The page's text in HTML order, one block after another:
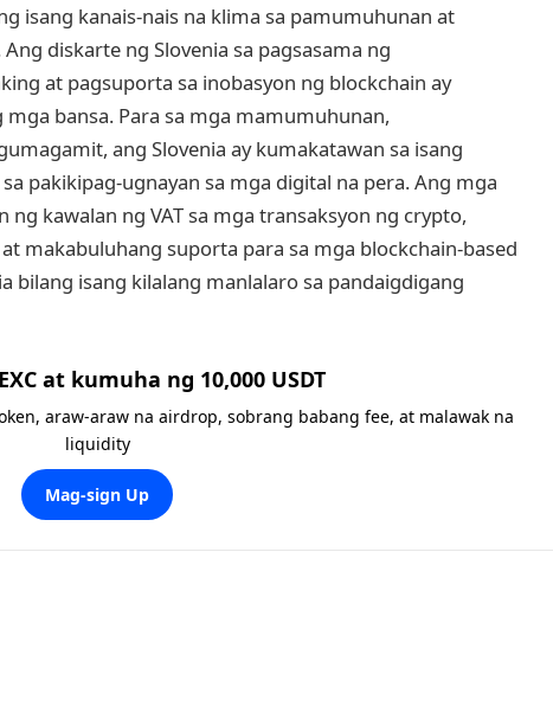
isang kanais-nais na klima sa pamumuhunan at
diskarte ng Slovenia sa pagsasama ng
at pagsuporta sa inobasyon ng blockchain ay
bansa. Para sa mga mamumuhunan,
ang Slovenia ay kumakatawan sa isang
pakikipag-ugnayan sa mga digital na pera. Ang mga
kawalan ng VAT sa mga transaksyon ng crypto,
makabuluhang suporta para sa mga blockchain-based
bilang isang kilalang manlalaro sa pandaigdigang
at kumuha ng 10,000 USDT
araw-araw na airdrop, sobrang babang fee, at malawak na
liquidity
Mag-sign Up